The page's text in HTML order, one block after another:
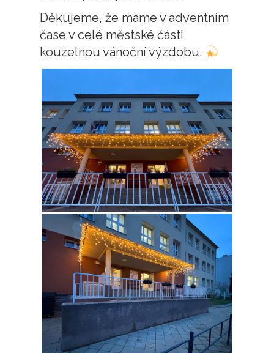
Děkujeme, že máme v adventním
čase v celé městské části
kouzelnou vánoční výzdobu.